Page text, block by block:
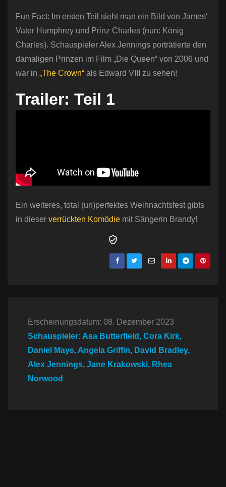
Fun Fact: Im ersten Teil sieht man ein Bild von James‘
Vater Humphrey und Prinz Charles (nun: König
Charles). Schauspieler Alex Jennings porträtierte den
damaligen Prinzen im Film „Die Queen“ von 2006 und
war in „The Crown“ als Edward VIII zu sehen!
Trailer: Teil 1
Ein weiteres, total (un)perfektes Weihnachtsfest gibts
in dieser verrückten Komödie mit Sängerin Brandy!
Erscheinungsdatum: 08. Dezember 2023
Schauspieler: Asa Butterfield, Cora Kirk,
Daniel Mays, Angela Griffin, David Bradley,
Alex Jennings, Jane Krakowski, Rhea
Norwood